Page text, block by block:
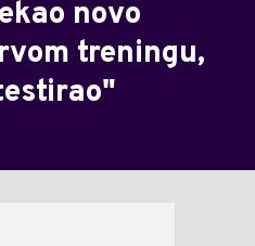
novo
treningu,